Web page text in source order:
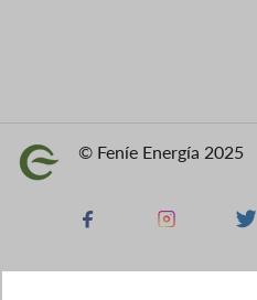
Imagen © Feníe Energía 2025
Facebook Instagram X